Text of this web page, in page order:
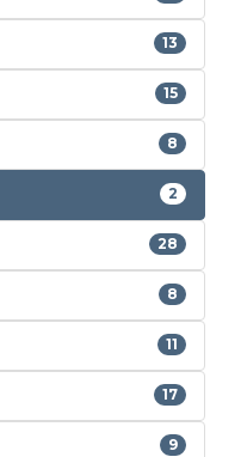
13
15
8
2
28
8
11
17
9